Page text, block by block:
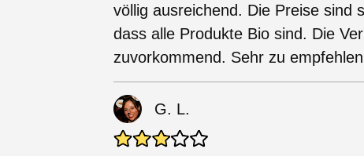
völlig ausreichend. Die Preise sind
dass alle Produkte Bio sind. Die
zuvorkommend. Sehr zu
G. L.